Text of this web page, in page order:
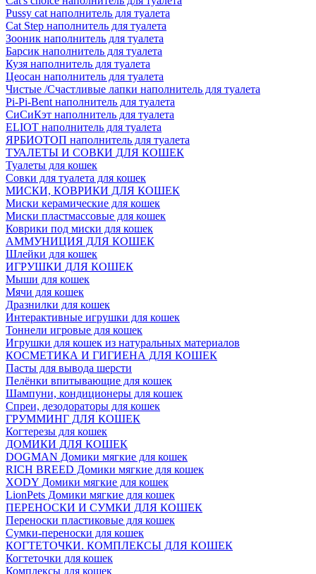
Pussy cat наполнитель для туалета
Cat Step наполнитель для туалета
Зооник наполнитель для туалета
Барсик наполнитель для туалета
Кузя наполнитель для туалета
Цеосан наполнитель для туалета
Чистые /Счастливые лапки наполнитель для туалета
Pi-Pi-Bent наполнитель для туалета
СиСиКэт наполнитель для туалета
ELIOT наполнитель для туалета
ЯРБИОТОП наполнитель для туалета
ТУАЛЕТЫ И СОВКИ ДЛЯ КОШЕК
Туалеты для кошек
Совки для туалета для кошек
МИСКИ, КОВРИКИ ДЛЯ КОШЕК
Миски керамические для кошек
Миски пластмассовые для кошек
Коврики под миски для кошек
АММУНИЦИЯ ДЛЯ КОШЕК
Шлейки для кошек
ИГРУШКИ ДЛЯ КОШЕК
Мыши для кошек
Мячи для кошек
Дразнилки для кошек
Интерактивные игрушки для кошек
Тоннели игровые для кошек
Игрушки для кошек из натуральных материалов
КОСМЕТИКА И ГИГИЕНА ДЛЯ КОШЕК
Пасты для вывода шерсти
Пелёнки впитывающие для кошек
Шампуни, кондиционеры для кошек
Спреи, дезодораторы для кошек
ГРУММИНГ ДЛЯ КОШЕК
Когтерезы для кошек
ДОМИКИ ДЛЯ КОШЕК
DOGMAN Домики мягкие для кошек
RICH BREED Домики мягкие для кошек
XODY Домики мягкие для кошек
LionPets Домики мягкие для кошек
ПЕРЕНОСКИ И СУМКИ ДЛЯ КОШЕК
Переноски пластиковые для кошек
Сумки-переноски для кошек
КОГТЕТОЧКИ. КОМПЛЕКСЫ ДЛЯ КОШЕК
Когтеточки для кошек
Комплексы для кошек